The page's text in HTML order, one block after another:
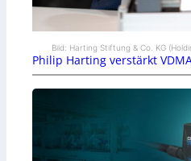
Bild: Harting Stiftung & Co. KG
Philip Harting verstärkt